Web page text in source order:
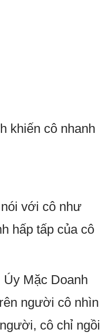
khiến cô nhanh
với cô như
hấp tấp của cô
Mặc Doanh
người cô nhìn
cô chỉ ngồi